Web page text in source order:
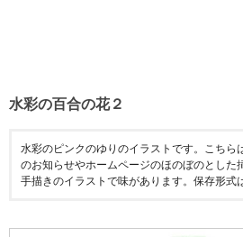
水彩の百合の花２
水彩のピンクのゆりのイラストです。こちら
のお知らせやホームページのほのぼのとした
手描きのイラストで味があります。保存形式